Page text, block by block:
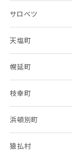
サロベツ
天塩町
幌延町
枝幸町
浜頓別町
猿払村